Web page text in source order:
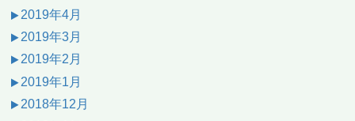
2019年4月
2019年3月
2019年2月
2019年1月
2018年12月